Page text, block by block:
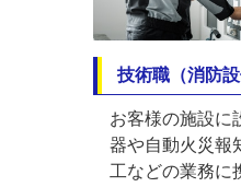
技術職（消防
お客様の施設に
器や自動火災報
工などの業務に